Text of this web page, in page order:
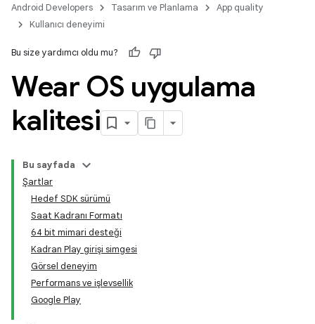
Android Developers Tasarım ve Planlama
App quality
Kullanıcı deneyimi
Bu size yardımcı oldu mu?
Wear OS uygulama
kalitesi
Bu sayfada
Şartlar
Hedef SDK sürümü
Saat Kadranı Formatı
64 bit mimari desteği
Kadran Play girişi simgesi
Görsel deneyim
Performans ve işlevsellik
Google Play